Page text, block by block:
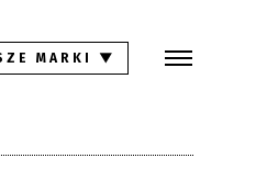
PL
MARKI ▼